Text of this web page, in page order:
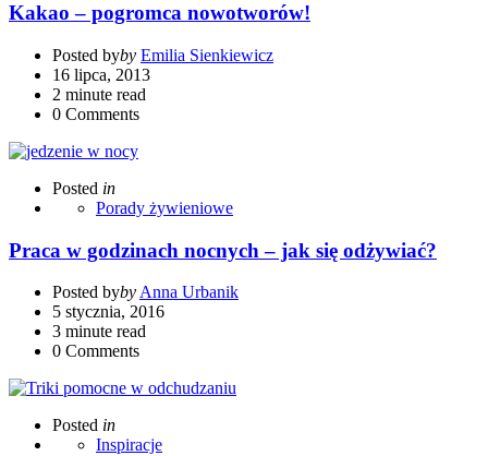
Kakao – pogromca nowotworów!
Posted byby Emilia Sienkiewicz
16 lipca, 2013
2 minute read
0 Comments
Posted in
Porady żywieniowe
Praca w godzinach nocnych – jak się odżywiać?
Posted byby Anna Urbanik
5 stycznia, 2016
3 minute read
0 Comments
Posted in
Inspiracje